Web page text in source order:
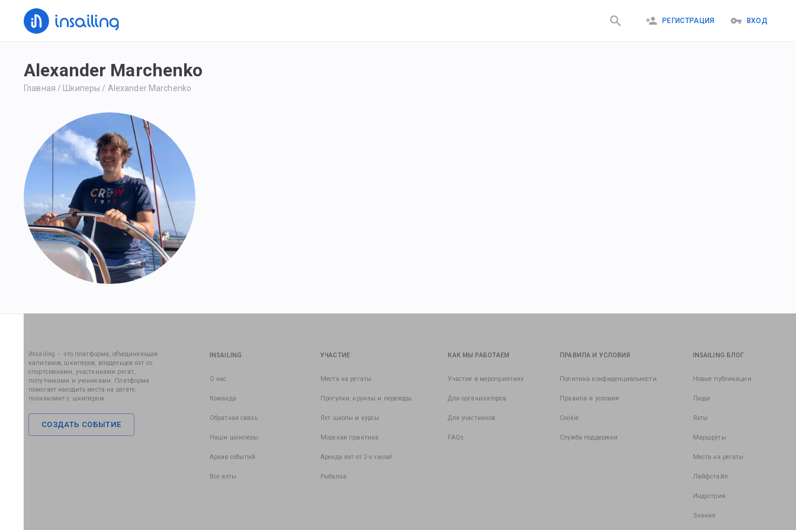
РЕГИСТРАЦИЯ ВХОД
Alexander Marchenko
Главная / Шкиперы / Alexander Marchenko
iNsailing – это платформа, объединяющая
капитанов, шкиперов, владельцев яхт со
спортсменами, участниками регат,
попутчиками и учениками. Платформа
помогает находить места на регате,
познакомит с шкипером.
СОЗДАТЬ СОБЫТИЕ
INSAILING
О нас
Команда
Обратная связь
Наши шкиперы
Архив событий
Все яхты
УЧАСТИЕ
Места на регаты
Прогулки, круизы и переходы
Яхт школы и курсы
Морская практика
Аренда яхт от 2-х часов!
Рыбалка
КАК МЫ РАБОТАЕМ
Участие в мероприятиях
Для организаторов
Для участников
FAQs
ПРАВИЛА И УСЛОВИЯ
Политика конфиденциальности
Правила и условия
Cookie
Служба поддержки
INSAILING БЛОГ
Новые публикации
Люди
Яхты
Маршруты
Места на регаты
Лайфстайл
Индустрия
Знания